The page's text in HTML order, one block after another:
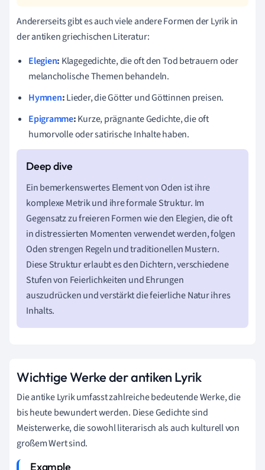
Andererseits gibt es auch viele andere Formen der Lyrik in
der antiken griechischen Literatur:
Elegien: Klagegedichte, die oft den Tod betrauern oder
melancholische Themen behandeln.
Hymnen:Lieder, die Götter und Göttinnen preisen.
Epigramme:Kurze, prägnante Gedichte, die oft
humorvolle oder satirische Inhalte haben.
Ein bemerkenswertes Element von Oden ist ihre
komplexe Metrik und ihre formale Struktur. Im
Gegensatz zu freieren Formen wie den Elegien, die oft
in distressierten Momenten verwendet werden, folgen
Oden strengen Regeln und traditionellen Mustern.
Diese Struktur erlaubt es den Dichtern, verschiedene
Stufen von Feierlichkeiten und Ehrungen
auszudrücken und verstärkt die feierliche Natur ihres
Inhalts.
Wichtige Werke der antiken Lyrik
Die antike Lyrik umfasst zahlreiche bedeutende Werke, die
bis heute bewundert werden. Diese Gedichte sind
Meisterwerke, die sowohl literarisch als auch kulturell von
großem Wert sind.